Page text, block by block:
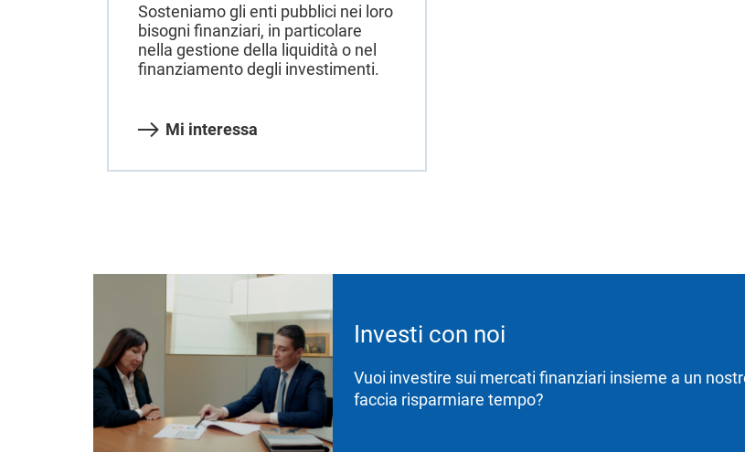
Sosteniamo gli enti pubblici nei loro
bisogni finanziari, in particolare
nella gestione della liquidità o nel
finanziamento degli investimenti.
Mi interessa
Investi con noi
Vuoi investire sui mercati finanziari insieme a un
faccia risparmiare tempo?